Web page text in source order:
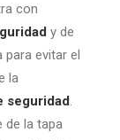
con
y de
para evitar el
la
seguridad.
de la tapa